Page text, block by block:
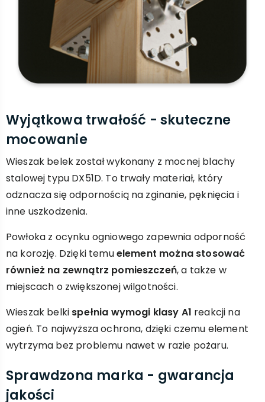
Wyjątkowa trwałość - skuteczne
mocowanie
Wieszak belek został wykonany z mocnej blachy
stalowej typu DX51D. To trwały materiał, który
odznacza się odpornością na zginanie, pęknięcia i
inne uszkodzenia.
Powłoka z ocynku ogniowego zapewnia odporność
na korozję. Dzięki temuelement można stosować
również na zewnątrz pomieszczeń, a także w
miejscach o zwiększonej wilgotności.
Wieszak belki spełnia wymogi klasy A1 reakcji na
ogień. To najwyższa ochrona, dzięki czemu element
wytrzyma bez problemu nawet w razie pożaru.
Sprawdzona marka - gwarancja
jakości